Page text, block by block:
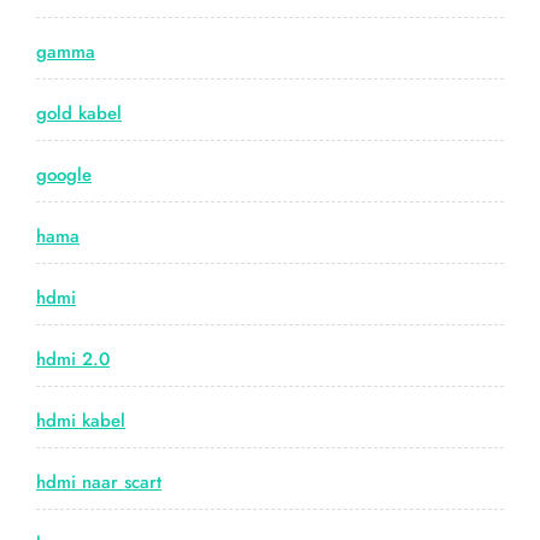
gamma
gold kabel
google
hama
hdmi
hdmi 2.0
hdmi kabel
hdmi naar scart